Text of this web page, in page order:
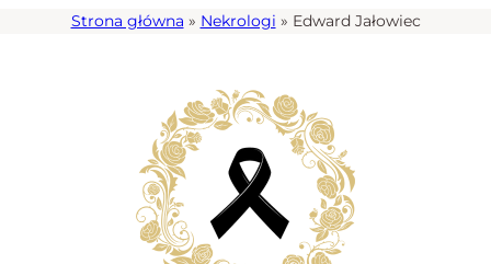
Strona główna » Nekrologi » Edward Jałowiec